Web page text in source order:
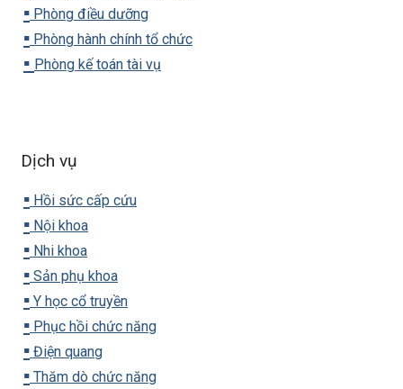
▪️ Phòng điều dưỡng
▪️ Phòng hành chính tổ chức
▪️ Phòng kế toán tài vụ
Dịch vụ
▪️ Hồi sức cấp cứu
▪️ Nội khoa
▪️ Nhi khoa
▪️ Sản phụ khoa
▪️ Y học cổ truyền
▪️ Phục hồi chức năng
▪️ Điện quang
▪️ Thăm dò chức năng